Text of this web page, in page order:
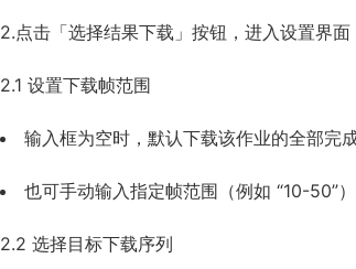
2.点击「选择结果下载」按钮，进入设置界面
2.1 设置下载帧范围
输入框为空时，默认下载该作业的全部完
也可手动输入指定帧范围（例如 “10-50”
2.2 选择目标下载序列